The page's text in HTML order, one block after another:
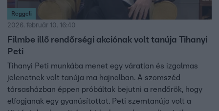
Reggeli
2026. február 10. 16:40
Filmbe illő rendőrségi akciónak volt tanúja Tihanyi
Peti
Tihanyi Peti munkába menet egy váratlan és izgalmas
jelenetnek volt tanúja ma hajnalban. A szomszéd
társasházban éppen próbáltak bejutni a rendőrök, hogy
elfogjanak egy gyanúsítottat. Peti szemtanúja volt a